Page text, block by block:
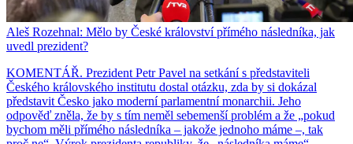
Aleš Rozehnal: Mělo by České království přímého následníka, jak
uvedl prezident?
KOMENTÁŘ. Prezident Petr Pavel na setkání s představiteli
Českého královského institutu dostal otázku, zda by si dokázal
představit Česko jako moderní parlamentní monarchii. Jeho
odpověď zněla, že by s tím neměl sebemenší problém a že „pokud
bychom měli přímého následníka – jakože jednoho máme –, tak